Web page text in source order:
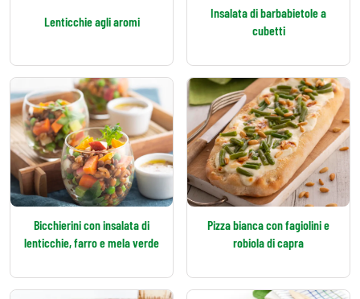
Lenticchie agli aromi
Insalata di barbabietole a
cubetti
Bicchierini con insalata di
lenticchie, farro e mela verde
Pizza bianca con fagiolini e
robiola di capra